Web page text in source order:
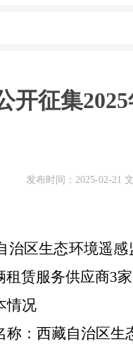
开征集
发布时间：2025-02-21
区生态环境遥感
租赁服务供应商3
情况
称：西藏自治区生